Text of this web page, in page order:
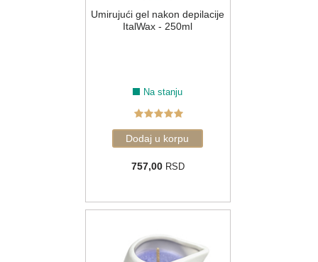
Umirujući gel nakon depilacije
ItalWax - 250ml
Na stanju
757,00RSD